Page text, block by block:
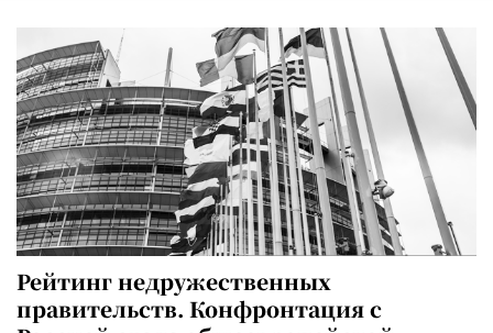
Рейтинг недружественных
правительств. Конфронтация с